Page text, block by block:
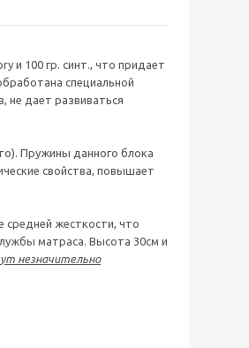
и 100 гр. синт., что придает
специальной
не дает развиваться
Пружины данного блока
свойства, повышает
жесткости, что
матраса. Высота 30см и
незначительно